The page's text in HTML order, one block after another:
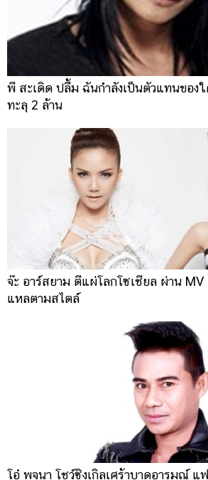
พี สะเดิด ปลื้ม ฉันกำลังเป็นตัวแทนของ
ทะลุ 2 ล้าน
จ๊ะ อาร์สยาม ตีแผ่โลกโซเชียล ผ่าน
แหลตามสไตล์
โอ๋ พจนา โชว์ซิงเกิลเศร้าบาดอารมณ์ แฟ